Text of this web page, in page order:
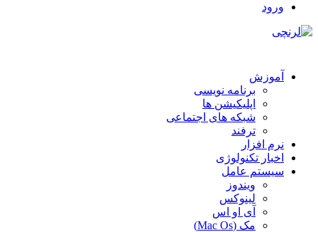
ورود
آموزش
برنامه نویسی
اپلیکیشن ها
شبکه های اجتماعی
ترفند
نرم افزار
اخبار تکنولوژی
سیستم عامل
ویندوز
لینوکس
آی او اس
مک (Mac Os)